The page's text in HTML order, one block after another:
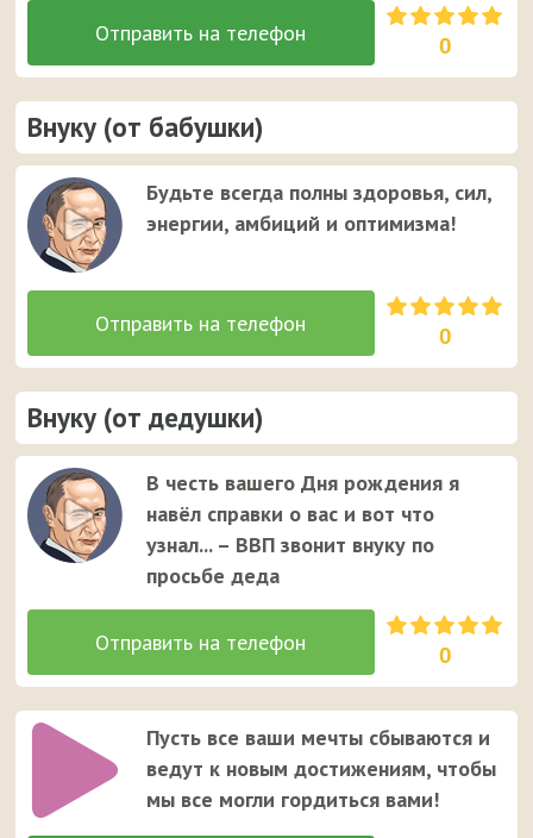
0
Внуку (от бабушки)
Будьте всегда полны здоровья, сил,
энергии, амбиций и оптимизма!
0
Внуку (от дедушки)
В честь вашего Дня рождения я
навёл справки о вас и вот что
узнал... – ВВП звонит внуку по
просьбе деда
0
Пусть все ваши мечты сбываются и
ведут к новым достижениям, чтобы
мы все могли гордиться вами!